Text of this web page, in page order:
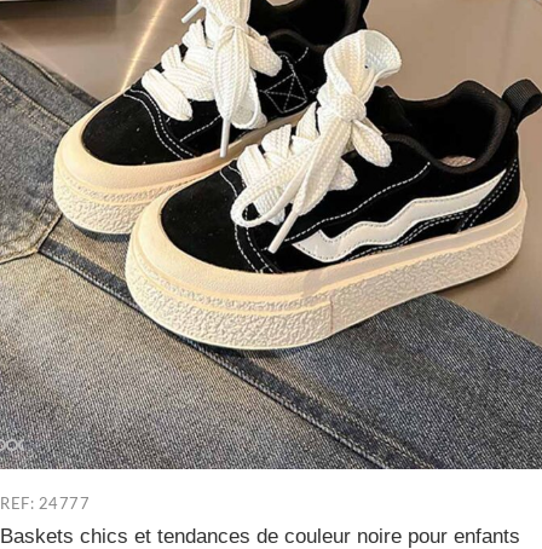
REF: 24777
Baskets chics et tendances de couleur noire pour enfants